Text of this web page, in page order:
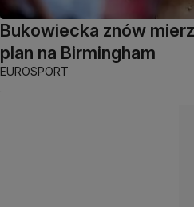
Bukowiecka znów
plan na Birmingham
EUROSPORT